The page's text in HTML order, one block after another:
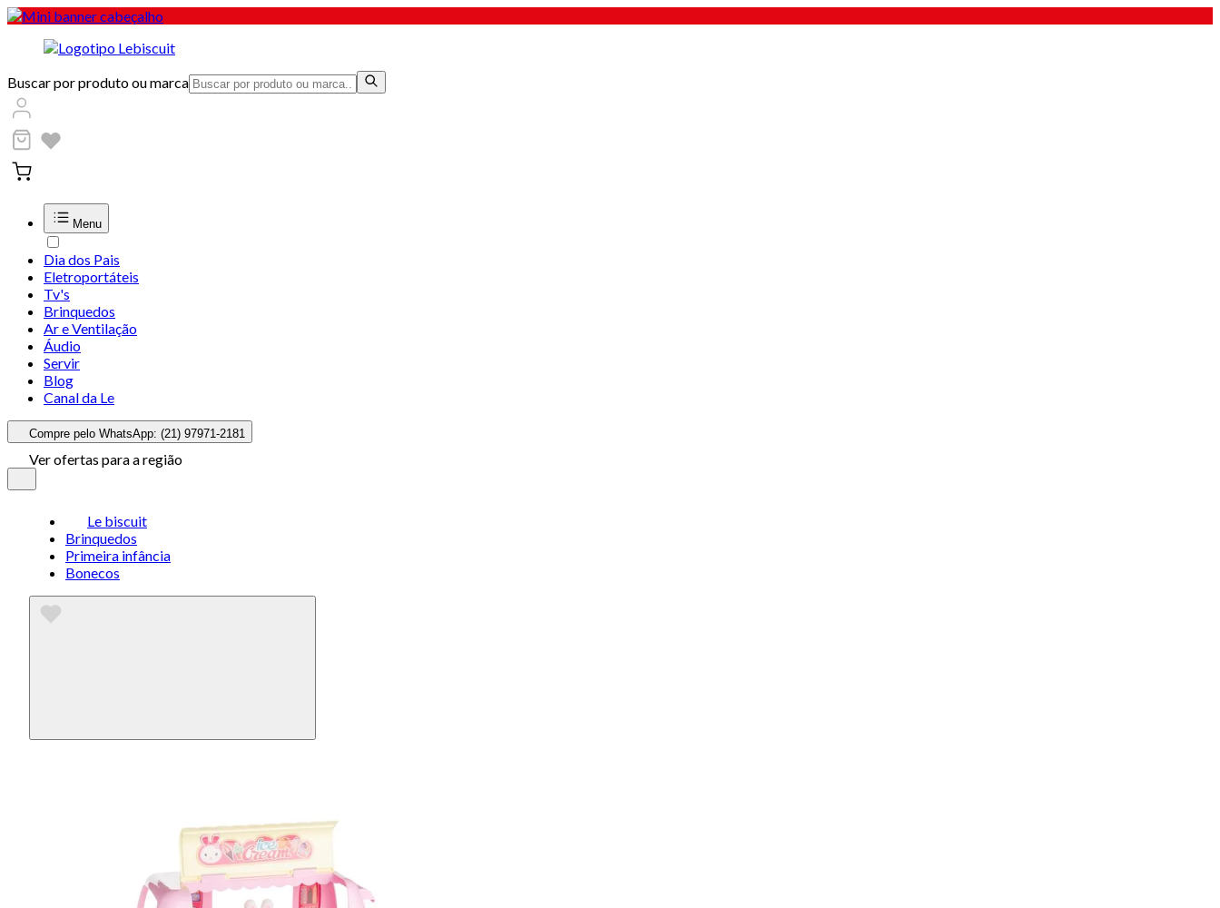
Buscar por produto ou marca
Menu
Dia dos Pais
Eletroportáteis
Tv's
Brinquedos
Ar e Ventilação
Áudio
Servir
Blog
Canal da Le
Compre pelo WhatsApp: (21) 97971-2181
Ver ofertas para a região
Le biscuit
Brinquedos
Primeira infância
Bonecos